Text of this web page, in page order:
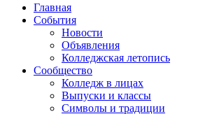
Главная
События
Новости
Объявления
Колледжская летопись
Сообщество
Колледж в лицах
Выпуски и классы
Символы и традиции